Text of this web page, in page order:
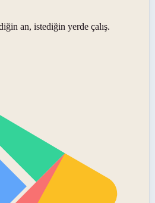
an, istediğin yerde çalış.